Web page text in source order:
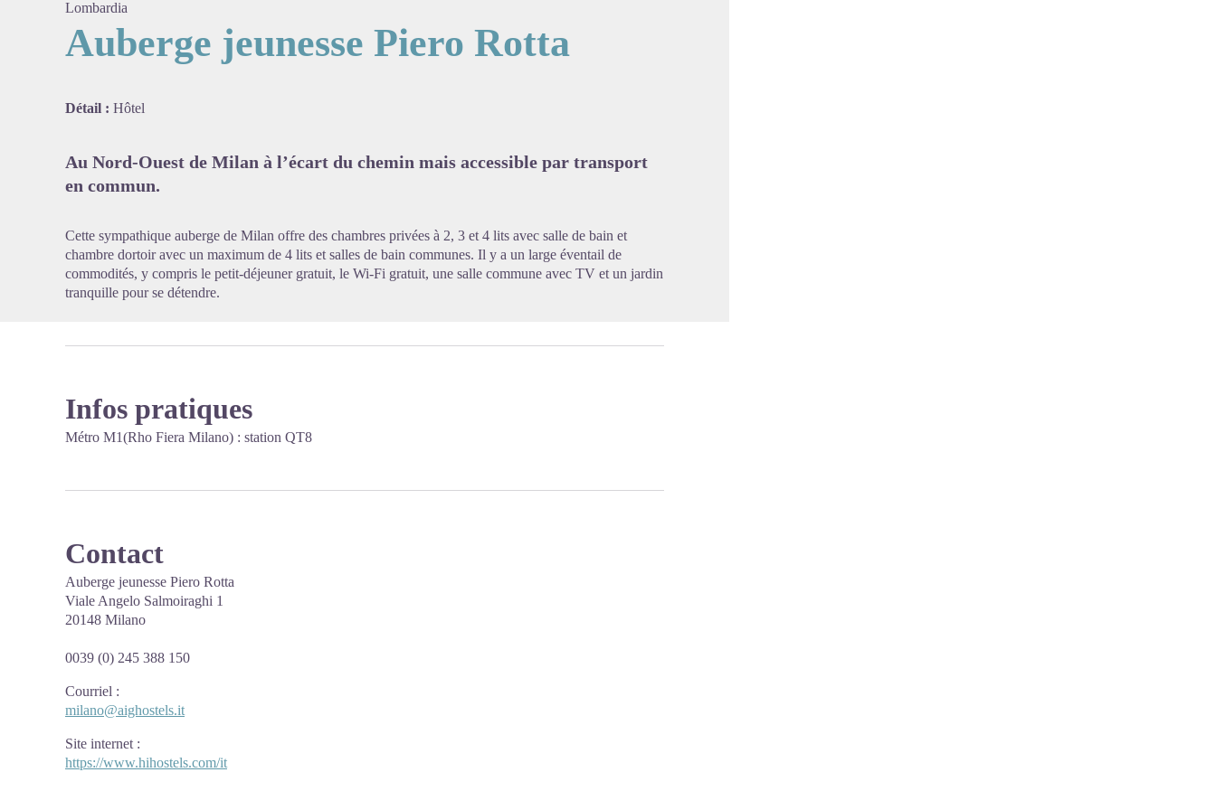
Lombardia
Auberge jeunesse Piero Rotta
Détail : Hôtel
Au Nord-Ouest de Milan à l’écart du chemin mais accessible par transport
en commun.
Cette sympathique auberge de Milan offre des chambres privées à 2, 3 et 4 lits avec salle de bain et
chambre dortoir avec un maximum de 4 lits et salles de bain communes. Il y a un large éventail de
commodités, y compris le petit-déjeuner gratuit, le Wi-Fi gratuit, une salle commune avec TV et un jardin
tranquille pour se détendre.
Infos pratiques
Métro M1(Rho Fiera Milano) : station QT8
Contact
Auberge jeunesse Piero Rotta
Viale Angelo Salmoiraghi 1
20148 Milano
0039 (0) 245 388 150
Courriel :
milano@aighostels.it
Site internet :
https://www.hihostels.com/it